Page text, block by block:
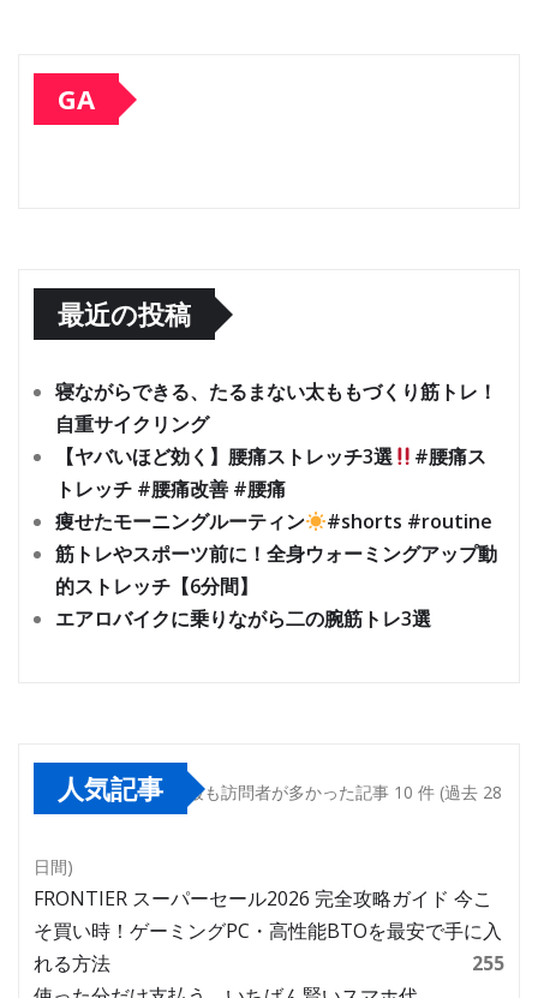
GA
最近の投稿
寝ながらできる、たるまない太ももづくり筋トレ！
自重サイクリング
【ヤバいほど効く】腰痛ストレッチ3選
#腰痛ス
トレッチ #腰痛改善 #腰痛
痩せたモーニングルーティン
#shorts #routine
筋トレやスポーツ前に！全身ウォーミングアップ動
的ストレッチ【6分間】
エアロバイクに乗りながら二の腕筋トレ3選
人気記事 最も訪問者が多かった記事 10 件 (過去 28
日間)
FRONTIER スーパーセール2026 完全攻略ガイド 今こ
そ買い時！ゲーミングPC・高性能BTOを最安で手に入
れる方法
255